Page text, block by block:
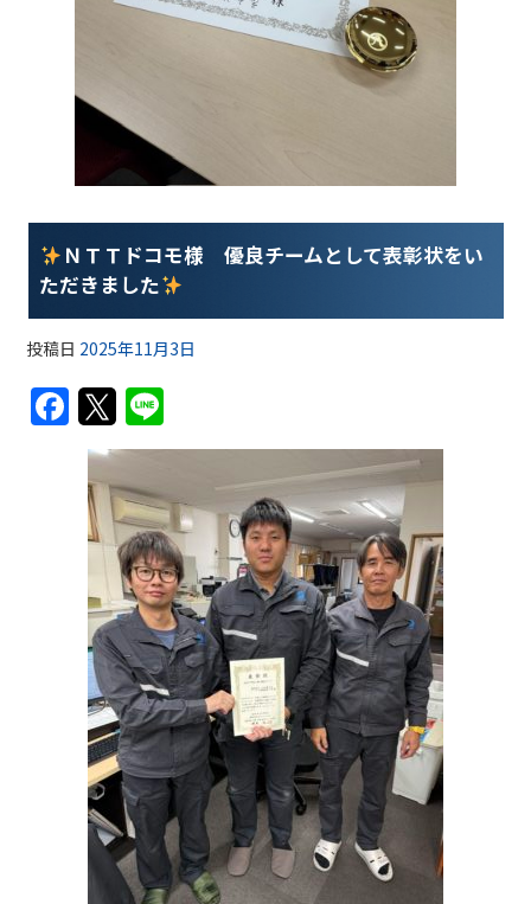
ＮＴＴドコモ様 優良チームとして表彰状をい
ただきました
投稿日 2025年11月3日
F
a
c
e
b
o
o
k
T
w
itt
er
n
e